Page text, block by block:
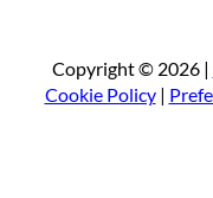
Copyright © 2026 |
Cookie Policy|